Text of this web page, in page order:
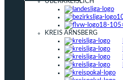
KREIS ARNSBERG